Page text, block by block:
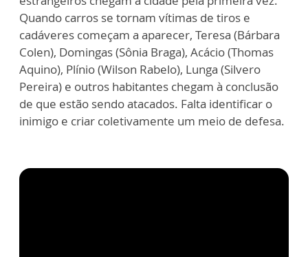
Quando carros se tornam vítimas de tiros e
cadáveres começam a aparecer, Teresa (Bárbara
Colen), Domingas (Sônia Braga), Acácio (Thomas
Aquino), Plínio (Wilson Rabelo), Lunga (Silvero
Pereira) e outros habitantes chegam à conclusão
de que estão sendo atacados. Falta identificar o
inimigo e criar coletivamente um meio de defesa.